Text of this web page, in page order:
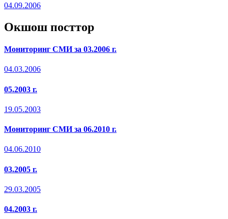
04.09.2006
Окшош посттор
Мониторинг СМИ за 03.2006 г.
04.03.2006
05.2003 г.
19.05.2003
Мониторинг СМИ за 06.2010 г.
04.06.2010
03.2005 г.
29.03.2005
04.2003 г.